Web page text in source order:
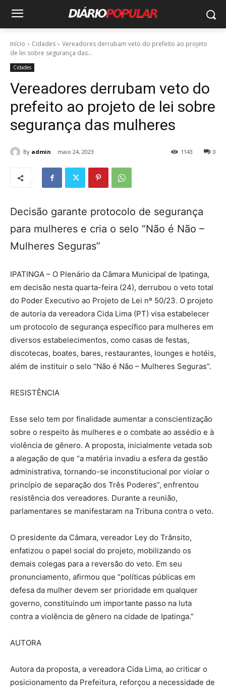
Início Cidades
Vereadores derrubam veto do prefeito ao projeto
de lei sobre segurança das...
Cidades
Vereadores derrubam veto do
prefeito ao projeto de lei sobre
segurança das mulheres
By admin maio 24, 2023 0
1143
Decisão garante protocolo de segurança
para mulheres e cria o selo “Não é Não –
Mulheres Seguras”
IPATINGA – O Plenário da Câmara Municipal de Ipatinga,
em decisão nesta quarta-feira (24), derrubou o veto total
do Poder Executivo ao Projeto de Lei nº 50/23. O projeto
de autoria da vereadora Cida Lima (PT) visa estabelecer
um protocolo de segurança específico para mulheres em
diversos estabelecimentos, como casas de festas,
discotecas, boates, bares, restaurantes, lounges e hotéis,
além de instituir o selo “Não é Não – Mulheres Seguras”.
RESISTÊNCIA
Esse selo tem por finalidade aumentar a conscientização
sobre o respeito às mulheres e o combate ao assédio e à
violência de gênero. A proposta, inicialmente vetada sob
a alegação de que “a matéria invadiu a esfera da gestão
administrativa, tornando-se inconstitucional por violar o
princípio de separação dos Três Poderes”, enfrentou
resistência dos vereadores. Durante a reunião,
parlamentares se manifestaram na Tribuna contra o veto.
O presidente da Câmara, vereador Ley do Trânsito,
enfatizou o papel social do projeto, mobilizando os
demais colegas para a reversão do veto. Em seu
pronunciamento, afirmou que “políticas públicas em
defesa da mulher devem ser prioridade em qualquer
governo, constituindo um importante passo na luta
contra a violência de gênero na cidade de Ipatinga.”
AUTORA
Autora da proposta, a vereadora Cida Lima, ao criticar o
posicionamento da Prefeitura, reforçou a necessidade de